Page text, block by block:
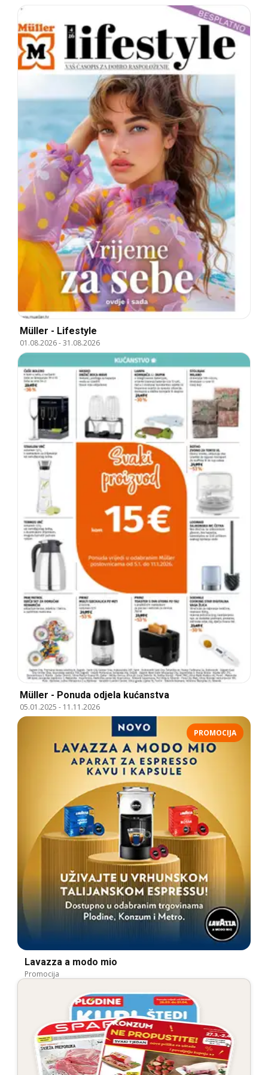
Müller - Lifestyle
01.08.2026-31.08.2026
Müller - Ponuda odjela kućanstva
05.01.2025 - 11.11.2026
PROMOCIJA
Lavazza a modo mio
Promocija